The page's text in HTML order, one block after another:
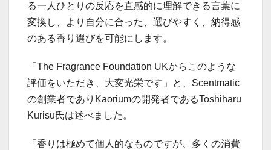
る一人ひとりの反応を直感的に理解できる言葉に
変換し、より自分に合った、選びやすく、納得感
のある香り選びを可能にします。
「The Fragrance Foundation UKからこのような
評価をいただき、大変光栄です」と、Scentmatic
の創業者でありKaoriumの開発者であるToshiharu
Kurisu氏は述べました。
「香りは極めて個人的なものですが、多くの消費